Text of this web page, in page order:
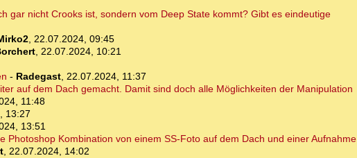
gar nicht Crooks ist, sondern vom Deep State kommt? Gibt es eindeutige
, 22.07.2024, 09:45
, 22.07.2024, 10:21
- Radegast, 22.07.2024, 11:37
auf dem Dach gemacht. Damit sind doch alle Möglichkeiten der Manipulation
11:48
13:27
13:51
Kombination von einem SS-Foto auf dem Dach und einer Aufnahme
, 22.07.2024, 14:02